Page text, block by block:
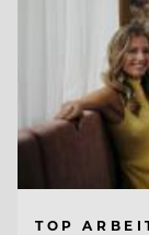
TOP